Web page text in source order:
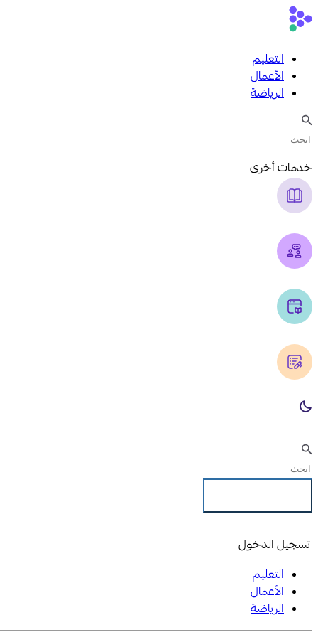
التعليم
الأعمال
الرياضة
خدمات أخرى
تسجيل الدخول
التعليم
الأعمال
الرياضة